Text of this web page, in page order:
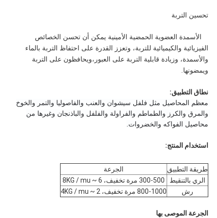
تحسين التربة
الأسمدة العضوية الحمضية الأمينية يمكن أن تحسن الخصائص
الفيزيائية والكيميائية للتربة، وتعزز القدرة على احتفاظ التربة بالماء
والأسمدة، وزيادة قابلية التربة على العبور،ويحافظون على التربة
ويمضونها.
نطاق التطبيق:
محاصيل الفواكه والخضروات.
استخدام المنتج:
طريقة التطبيق
الجرعة
الري بالتنقيط
300-500 مرة تخفيف، 6 ~ 8KG / mu
رش
800-1000 مرة تخفيف، 2 ~ 4KG / mu
الجرعة الموصى بها